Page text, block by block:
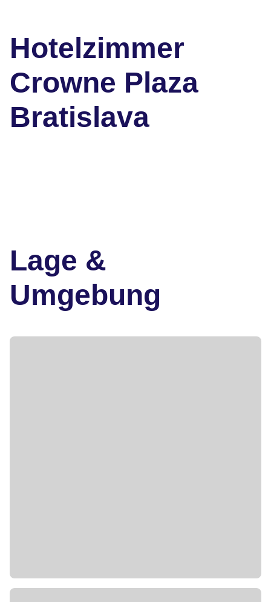
Hotelzimmer
Crowne Plaza
Bratislava
Lage &
Umgebung